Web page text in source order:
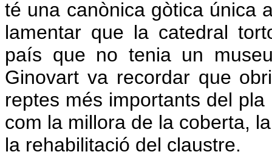
té una canònica gòtica única
lamentar que la catedral
país que no tenia un
Ginovart va recordar que
reptes més importants del
com la millora de la coberta,
la rehabilitació del claustre.